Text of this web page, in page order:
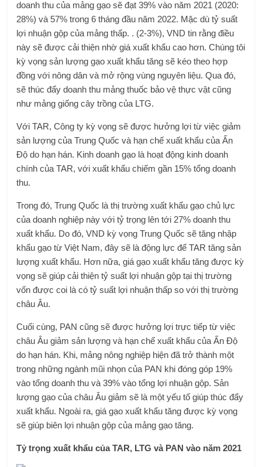
doanh thu của mảng gạo sẽ đạt 39% vào năm 2021 (2020:
28%) và 57% trong 6 tháng đầu năm 2022. Mặc dù tỷ suất
lợi nhuận gộp của mảng thấp. . (2-3%), VND tin rằng điều
này sẽ được cải thiện nhờ giá xuất khẩu cao hơn. Chúng tôi
kỳ vọng sản lượng gạo xuất khẩu tăng sẽ kéo theo hợp
đồng với nông dân và mở rộng vùng nguyên liệu. Qua đó,
sẽ thúc đẩy doanh thu mảng thuốc bảo vệ thực vật cũng
như mảng giống cây trồng của LTG.
Với TAR, Công ty kỳ vọng sẽ được hưởng lợi từ việc giảm
sản lượng của Trung Quốc và hạn chế xuất khẩu của Ấn
Độ do hạn hán. Kinh doanh gạo là hoạt động kinh doanh
chính của TAR, với xuất khẩu chiếm gần 15% tổng doanh
thu.
Trong đó, Trung Quốc là thị trường xuất khẩu gạo chủ lực
của doanh nghiệp này với tỷ trọng lên tới 27% doanh thu
xuất khẩu. Do đó, VND kỳ vọng Trung Quốc sẽ tăng nhập
khẩu gạo từ Việt Nam, đây sẽ là động lực để TAR tăng sản
lượng xuất khẩu. Hơn nữa, giá gạo xuất khẩu tăng được kỳ
vọng sẽ giúp cải thiện tỷ suất lợi nhuận gộp tại thị trường
vốn được coi là có tỷ suất lợi nhuận thấp so với thị trường
châu Âu.
Cuối cùng, PAN cũng sẽ được hưởng lợi trực tiếp từ việc
châu Âu giảm sản lượng và hạn chế xuất khẩu của Ấn Độ
do hạn hán. Khi, mảng nông nghiệp hiện đã trở thành một
trong những ngành mũi nhọn của PAN khi đóng góp 19%
vào tổng doanh thu và 39% vào tổng lợi nhuận gộp. Sản
lượng gạo của châu Âu giảm sẽ là một yếu tố giúp thúc đẩy
xuất khẩu. Ngoài ra, giá gạo xuất khẩu tăng được kỳ vọng
sẽ giúp biên lợi nhuận gộp của mảng gạo tăng.
Tỷ trọng xuất khẩu của TAR, LTG và PAN vào năm 2021